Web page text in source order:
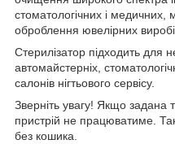
стоматологічних і медичних,
оброблення ювелірних
Стерилізатор підходить для
автомайстерніх,
салонів нігтьового сервісу.
Зверніть увагу! Якщо задана
пристрій не працюватиме.
без кошика.